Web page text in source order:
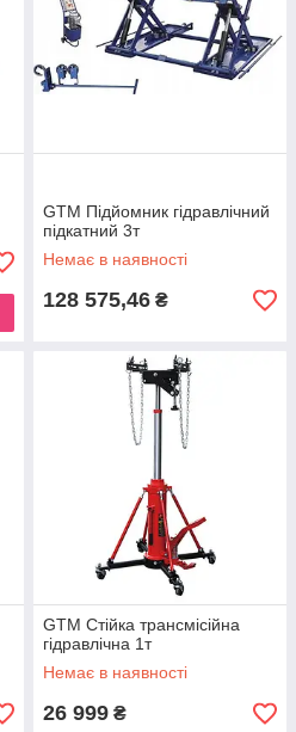
GTM Підйомник гідравлічний
підкатний 3т
Немає в наявності
128 575,46 ₴
GTM Стійка трансмісійна
гідравлічна 1т
Немає в наявності
26 999 ₴